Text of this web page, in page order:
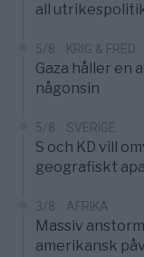
all
5/8 KRIG & FRED
Gaza håller en
någonsin
5/8 SVERIGE
S och KD vill
geografiskt
3/8 AFRIKA
Massiv
amerikansk